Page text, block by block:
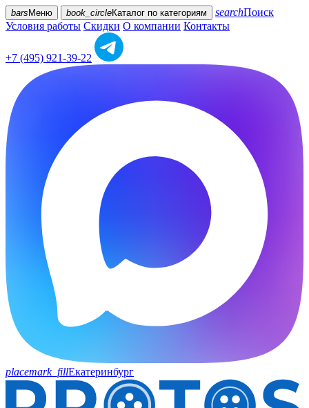
bars Меню book_circleКаталог по категориям searchПоиск
Условия работы Скидки О компании Контакты
+7 (495) 921-39-22
placemark_fillЕкатеринбург